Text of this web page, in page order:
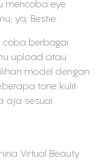
mencoba eye
ya, Bestie.
coba berbagai
upload atau
model dengan
tone kulit.
aja sesuai
Virtual Beauty